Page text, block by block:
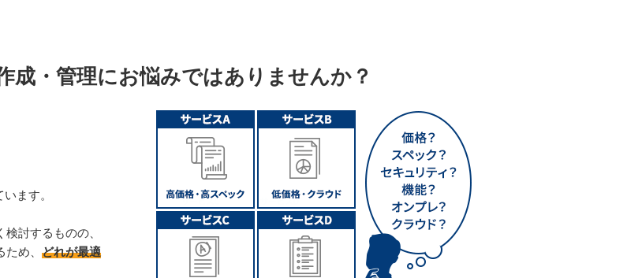
成・管理にお悩みではありませんか？
ます。
討するものの、
め、 どれが最適